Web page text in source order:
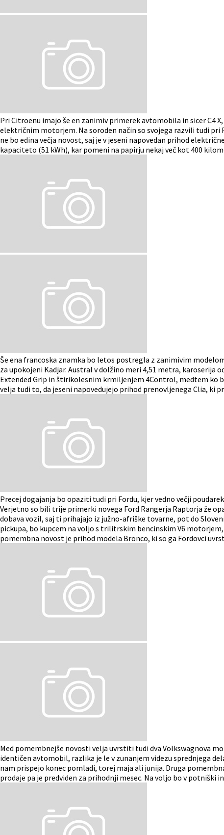
Pri Citroenu imajo še en zanimiv primerek avtomobila in sicer C4
električnim motorjem. Na soroden način so svojega razvili tudi pri
ne bo edina večja novost, saj je v jeseni napovedan prihod
kapaciteto (51 kWh), kar pomeni na papirju nekaj več kot 400
Še ena francoska znamka bo letos postregla z zanimivim
za upokojeni Kadjar. Austral v dolžino meri 4,51 metra, karoserija
Extended Grip in štirikolesnim krmiljenjem 4Control, medtem ko
velja tudi to, da jeseni napovedujejo prihod prenovljenega Clia, ki
Precej dogajanja bo opaziti tudi pri Fordu, kjer vedno večji
Verjetno so bili trije primerki novega Ford Rangerja Raptorja že
dobava vozil, saj ti prihajajo iz južno-afriške tovarne, pot do
pickupa, bo kupcem na voljo s trilitrskim bencinskim V6
pomembna novost je prihod modela Bronco, ki so ga Fordovci
Med pomembnejše novosti velja uvrstiti tudi dva Volkswagnova
identičen avtomobil, razlika je le v zunanjem videzu sprednjega
nam prispejo konec pomladi, torej maja ali junija. Druga
prodaje pa je predviden za prihodnji mesec. Na voljo bo v potniški